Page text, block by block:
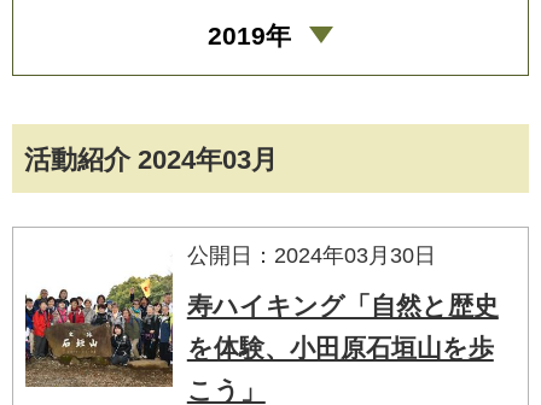
活動紹介 2024年03月
公開日：2024年03月30日
寿ハイキング「自然と歴史
を体験、小田原石垣山を歩
こう」
2019年